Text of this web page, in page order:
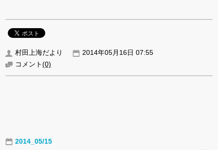
村田上海だより
2014年05月16日 07:55
コメント(0)
2014_05/15